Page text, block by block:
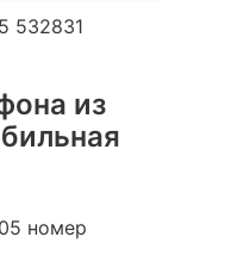
532831
из
номер